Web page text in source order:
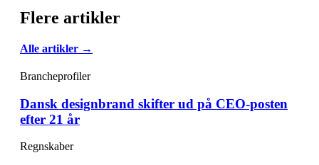
Flere artikler
Alle artikler →
Brancheprofiler
Dansk designbrand skifter ud på CEO-posten
efter 21 år
Regnskaber